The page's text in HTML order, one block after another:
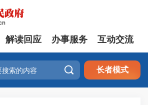
解读回应 办事服务 互动交流
 长者模式